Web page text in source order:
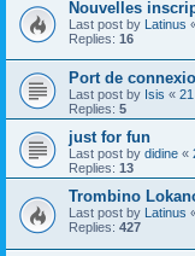
Nouvelles
Last post by Latinus
Replies: 16
Port de
Last post by Isis «
Replies: 5
just for fun
Last post by didine «
Replies: 13
Trombino
Last post by Latinus
Replies: 427